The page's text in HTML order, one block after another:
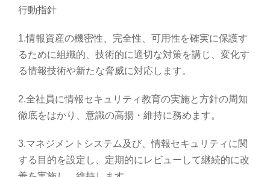
行動指針
1.情報資産の機密性、完全性、可用性を確実に保護す
るために組織的、技術的に適切な対策を講じ、変化す
る情報技術や新たな脅威に対応します。
2.全社員に情報セキュリティ教育の実施と方針の周知
徹底をはかり、意識の高揚・維持に務めます。
3.マネジメントシステム及び、情報セキュリティに関
する目的を設定し、定期的にレビューして継続的に改